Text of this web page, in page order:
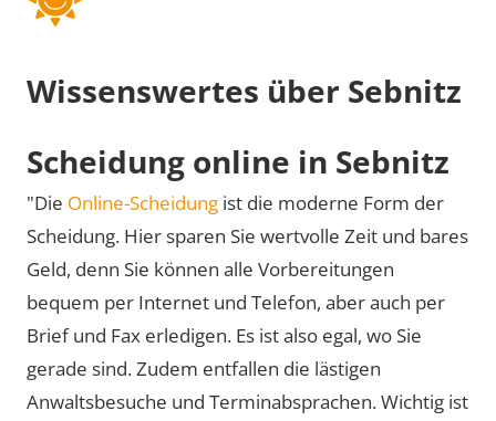
Wissenswertes über Sebnitz
Scheidung online in Sebnitz
"Die Online-Scheidung ist die moderne Form der
Scheidung. Hier sparen Sie wertvolle Zeit und bares
Geld, denn Sie können alle Vorbereitungen
bequem per Internet und Telefon, aber auch per
Brief und Fax erledigen. Es ist also egal, wo Sie
gerade sind. Zudem entfallen die lästigen
Anwaltsbesuche und Terminabsprachen. Wichtig ist